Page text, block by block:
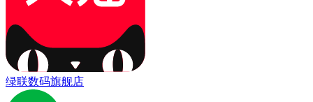
绿联数码旗舰店